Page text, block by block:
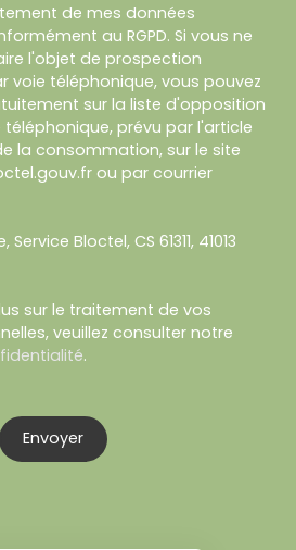
de mes données
au RGPD. Si vous ne
l'objet de prospection
voie téléphonique, vous pouvez
sur la liste d'opposition
prévu par l'article
la consommation, sur le site
ou par courrier
Bloctel, CS 61311, 41013
sur le traitement de vos
veuillez consulter notre
.
Envoyer